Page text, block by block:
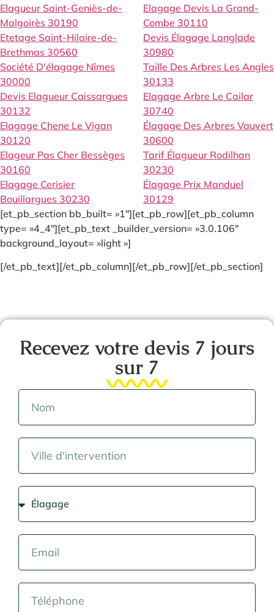
Elagueur Saint-Geniès-de-
Malgoirès 30190
Etetage Saint-Hilaire-de-
Brethmas 30560
Société D'élagage Nîmes
30000
Devis Elagueur Caissargues
30132
Elagage Chene Le Vigan
30120
Elageur Pas Cher Bessèges
30160
Elagage Cerisier
Bouillargues 30230
Elagage Devis La Grand-
Combe 30110
Devis Élagage Langlade
30980
Taille Des Arbres Les Angles
30133
Elagage Arbre Le Cailar
30740
Élagage Des Arbres Vauvert
30600
Tarif Élagueur Rodilhan
30230
Élagage Prix Manduel
30129
[et_pb_section bb_built= »1″][et_pb_row][et_pb_column
type= »4_4″][et_pb_text _builder_version= »3.0.106″
background_layout= »light »]
[/et_pb_text][/et_pb_column][/et_pb_row][/et_pb_section]
Recevez votre devis 7 jours
sur 7